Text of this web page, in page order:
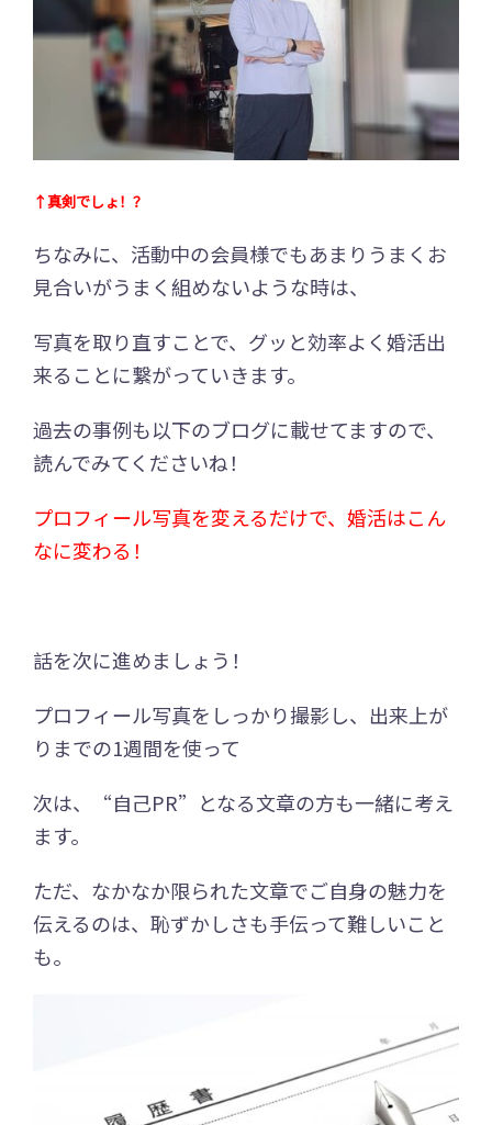
↑真剣でしょ！？
ちなみに、活動中の会員様でもあまりうまくお
見合いがうまく組めないような時は、
写真を取り直すことで、グッと効率よく婚活出
来ることに繋がっていきます。
過去の事例も以下のブログに載せてますので、
読んでみてくださいね！
プロフィール写真を変えるだけで、婚活はこん
なに変わる！
話を次に進めましょう！
プロフィール写真をしっかり撮影し、出来上が
りまでの1週間を使って
次は、“自己PR”となる文章の方も一緒に考え
ます。
ただ、なかなか限られた文章でご自身の魅力を
伝えるのは、恥ずかしさも手伝って難しいこと
も。